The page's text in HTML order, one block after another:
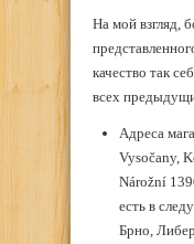
На мой взгляд,
качество так
всех
Адреса
Vysočany,
Nárožní
есть в
Брно,